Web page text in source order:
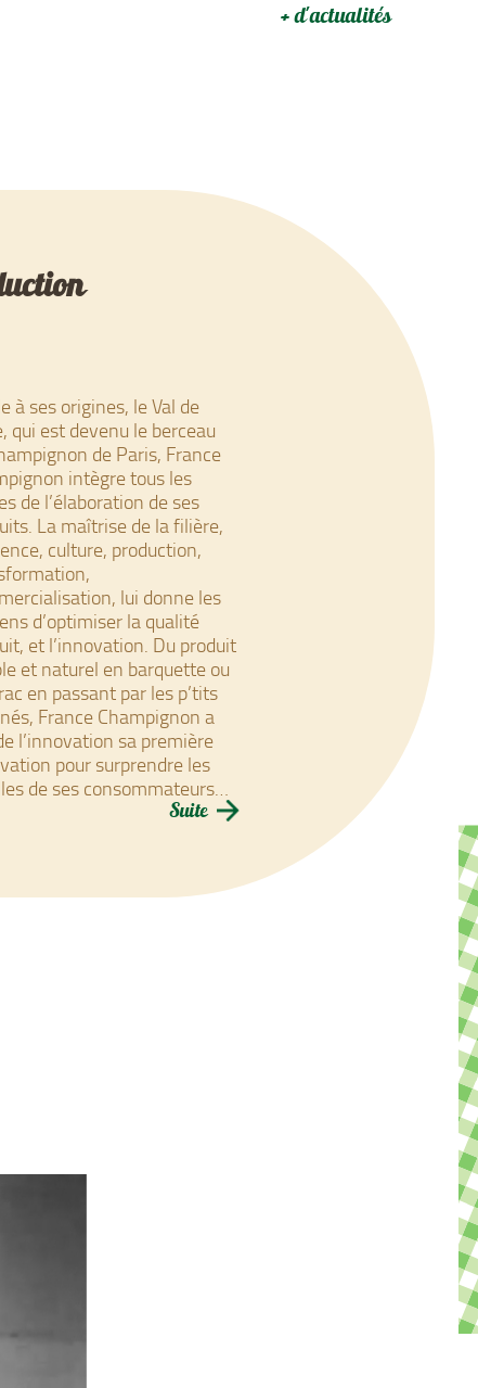
+ d'actualités
à ses origines, le Val de
qui est devenu le berceau
de Paris, France
intègre tous les
de l’élaboration de ses
La maîtrise de la filière,
culture, production,
lui donne les
d’optimiser la qualité
et l’innovation. Du produit
et naturel en barquette ou
en passant par les p’tits
France Champignon a
l’innovation sa première
pour surprendre les
de ses consommateurs…
Suite